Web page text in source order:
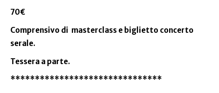
70€
Comprensivo di masterclass e biglietto concerto
serale.
Tessera a parte.
*******************************